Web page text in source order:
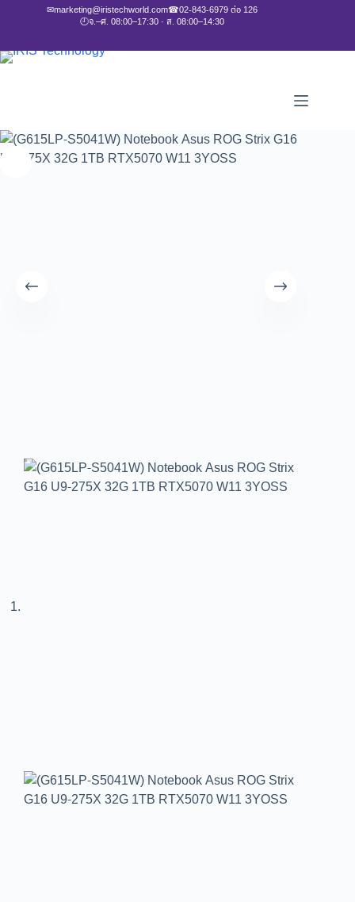
✉marketing@iristechworld.com☎02-843-6979 ต่อ 126
🕘จ.–ศ. 08:00–17:30 · ส. 08:00–14:30